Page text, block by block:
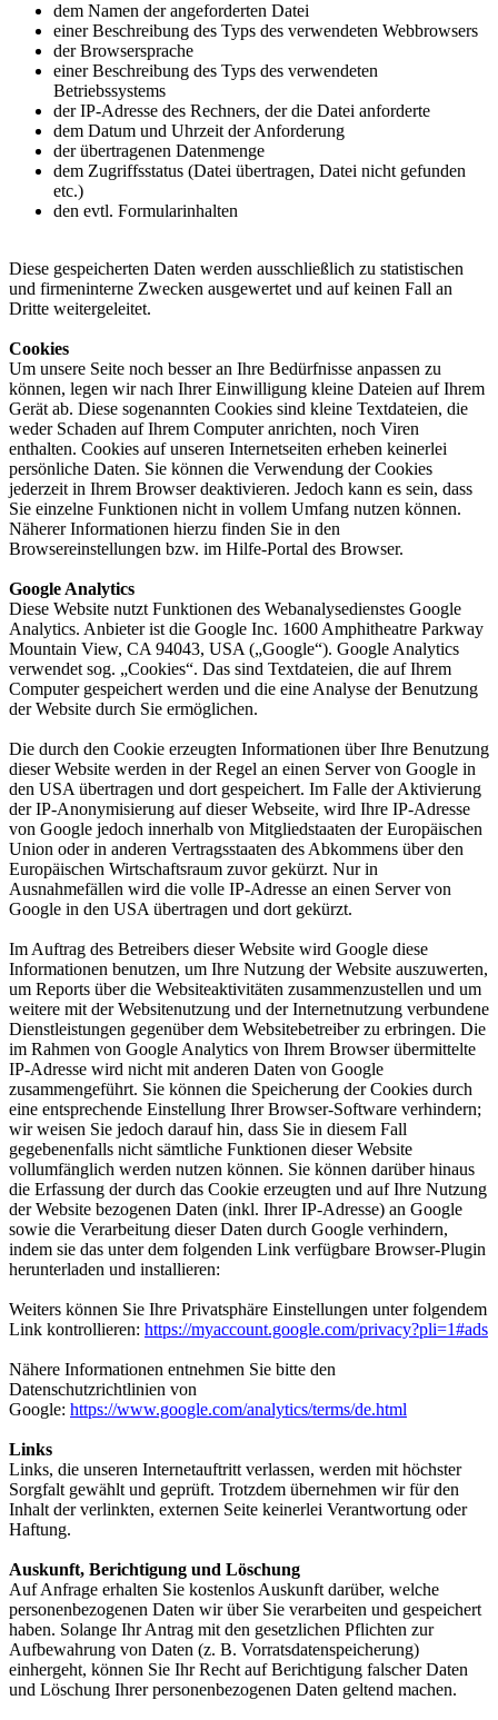
dem Namen der angeforderten Datei
einer Beschreibung des Typs des verwendeten Webbrowsers
der Browsersprache
einer Beschreibung des Typs des verwendeten
Betriebssystems
der IP-Adresse des Rechners, der die Datei anforderte
dem Datum und Uhrzeit der Anforderung
der übertragenen Datenmenge
dem Zugriffsstatus (Datei übertragen, Datei nicht gefunden
etc.)
den evtl. Formularinhalten
Diese gespeicherten Daten werden ausschließlich zu statistischen
und firmeninterne Zwecken ausgewertet und auf keinen Fall an
Dritte weitergeleitet.
Cookies
Um unsere Seite noch besser an Ihre Bedürfnisse anpassen zu
können, legen wir nach Ihrer Einwilligung kleine Dateien auf Ihrem
Gerät ab. Diese sogenannten Cookies sind kleine Textdateien, die
weder Schaden auf Ihrem Computer anrichten, noch Viren
enthalten. Cookies auf unseren Internetseiten erheben keinerlei
persönliche Daten. Sie können die Verwendung der Cookies
jederzeit in Ihrem Browser deaktivieren. Jedoch kann es sein, dass
Sie einzelne Funktionen nicht in vollem Umfang nutzen können.
Näherer Informationen hierzu finden Sie in den
Browsereinstellungen bzw. im Hilfe-Portal des Browser.
Google Analytics
Diese Website nutzt Funktionen des Webanalysedienstes Google
Analytics. Anbieter ist die Google Inc. 1600 Amphitheatre Parkway
Mountain View, CA 94043, USA („Google“). Google Analytics
verwendet sog. „Cookies“. Das sind Textdateien, die auf Ihrem
Computer gespeichert werden und die eine Analyse der Benutzung
der Website durch Sie ermöglichen.
Die durch den Cookie erzeugten Informationen über Ihre Benutzung
dieser Website werden in der Regel an einen Server von Google in
den USA übertragen und dort gespeichert. Im Falle der Aktivierung
der IP-Anonymisierung auf dieser Webseite, wird Ihre IP-Adresse
von Google jedoch innerhalb von Mitgliedstaaten der Europäischen
Union oder in anderen Vertragsstaaten des Abkommens über den
Europäischen Wirtschaftsraum zuvor gekürzt. Nur in
Ausnahmefällen wird die volle IP-Adresse an einen Server von
Google in den USA übertragen und dort gekürzt.
Im Auftrag des Betreibers dieser Website wird Google diese
Informationen benutzen, um Ihre Nutzung der Website auszuwerten,
um Reports über die Websiteaktivitäten zusammenzustellen und um
weitere mit der Websitenutzung und der Internetnutzung verbundene
Dienstleistungen gegenüber dem Websitebetreiber zu erbringen. Die
im Rahmen von Google Analytics von Ihrem Browser übermittelte
IP-Adresse wird nicht mit anderen Daten von Google
zusammengeführt. Sie können die Speicherung der Cookies durch
eine entsprechende Einstellung Ihrer Browser-Software verhindern;
wir weisen Sie jedoch darauf hin, dass Sie in diesem Fall
gegebenenfalls nicht sämtliche Funktionen dieser Website
vollumfänglich werden nutzen können. Sie können darüber hinaus
die Erfassung der durch das Cookie erzeugten und auf Ihre Nutzung
der Website bezogenen Daten (inkl. Ihrer IP-Adresse) an Google
sowie die Verarbeitung dieser Daten durch Google verhindern,
indem sie das unter dem folgenden Link verfügbare Browser-Plugin
herunterladen und installieren:
Weiters können Sie Ihre Privatsphäre Einstellungen unter folgendem
Link kontrollieren: https://myaccount.google.com/privacy?pli=1#ads
Nähere Informationen entnehmen Sie bitte den
Datenschutzrichtlinien von
Google: https://www.google.com/analytics/terms/de.html
Links
Links, die unseren Internetauftritt verlassen, werden mit höchster
Sorgfalt gewählt und geprüft. Trotzdem übernehmen wir für den
Inhalt der verlinkten, externen Seite keinerlei Verantwortung oder
Haftung.
Auskunft, Berichtigung und Löschung
Auf Anfrage erhalten Sie kostenlos Auskunft darüber, welche
personenbezogenen Daten wir über Sie verarbeiten und gespeichert
haben. Solange Ihr Antrag mit den gesetzlichen Pflichten zur
Aufbewahrung von Daten (z. B. Vorratsdatenspeicherung)
einhergeht, können Sie Ihr Recht auf Berichtigung falscher Daten
und Löschung Ihrer personenbezogenen Daten geltend machen.